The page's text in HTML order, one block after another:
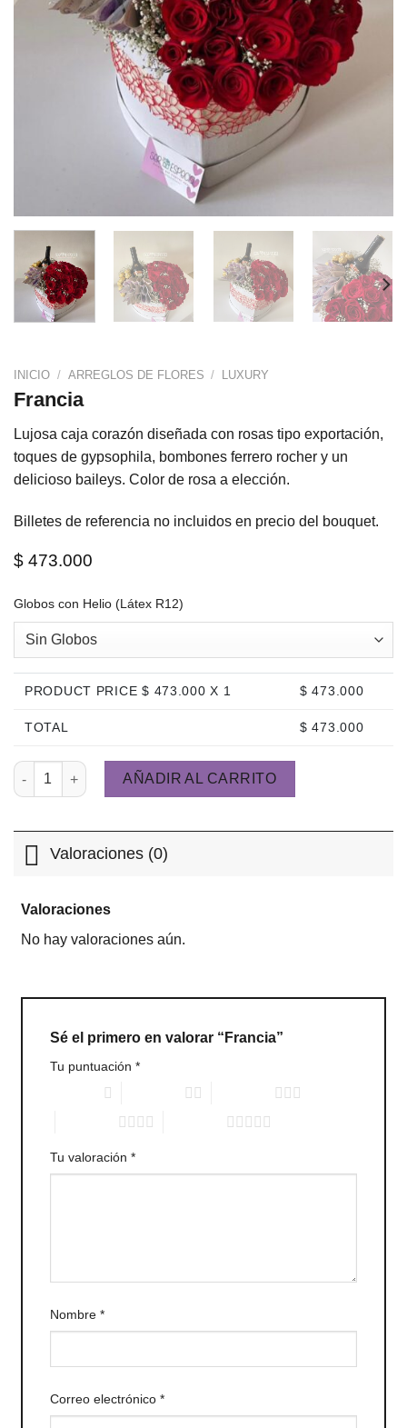
INICIO / ARREGLOS DE FLORES / LUXURY
Francia
Lujosa caja corazón diseñada con rosas tipo exportación,
toques de gypsophila, bombones ferrero rocher y un
delicioso baileys. Color de rosa a elección.
Billetes de referencia no incluidos en precio del bouquet.
$ 473.000
Globos con Helio (Látex R12)
PRODUCT PRICE $ 473.000 X 1 $473.000
TOTAL $473.000
Francia cantidad
AÑADIR AL CARRITO
Valoraciones (0)
Valoraciones
No hay valoraciones aún.
Sé el primero en valorar “Francia”
Tu puntuación *
Tu valoración *
Nombre *
Correo electrónico *